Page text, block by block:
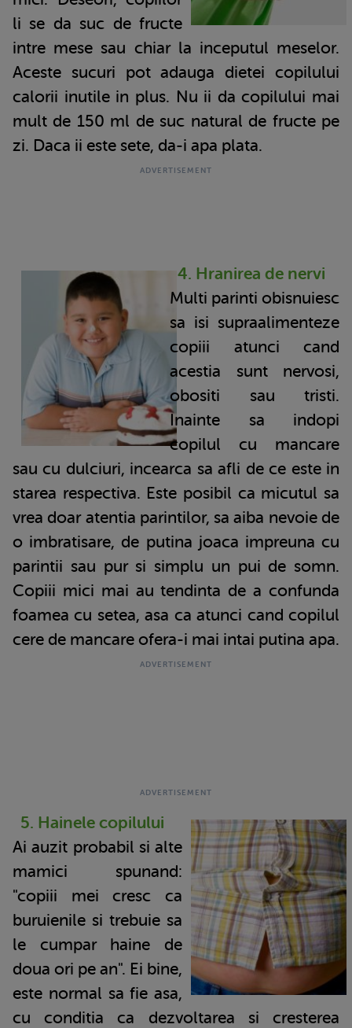
li se da suc de fructe
intre mese sau chiar la inceputul meselor.
Aceste sucuri pot adauga dietei copilului
calorii inutile in plus. Nu ii da copilului mai
mult de 150 ml de suc natural de fructe pe
zi. Daca ii este sete, da-i apa plata.
4. Hranirea de nervi
Multi parinti obisnuiesc
sa isi supraalimenteze
copiii atunci cand
acestia sunt nervosi,
obositi sau tristi.
Inainte sa indopi
copilul cu mancare
sau cu dulciuri, incearca sa afli de ce este in
starea respectiva. Este posibil ca micutul sa
vrea doar atentia parintilor, sa aiba nevoie de
o imbratisare, de putina joaca impreuna cu
parintii sau pur si simplu un pui de somn.
Copiii mici mai au tendinta de a confunda
foamea cu setea, asa ca atunci cand copilul
cere de mancare ofera-i mai intai putina apa.
5. Hainele copilului
Ai auzit probabil si alte
mamici spunand:
"copiii mei cresc ca
buruienile si trebuie sa
le cumpar haine de
doua ori pe an". Ei bine,
este normal sa fie asa,
cu conditia ca dezvoltarea si cresterea